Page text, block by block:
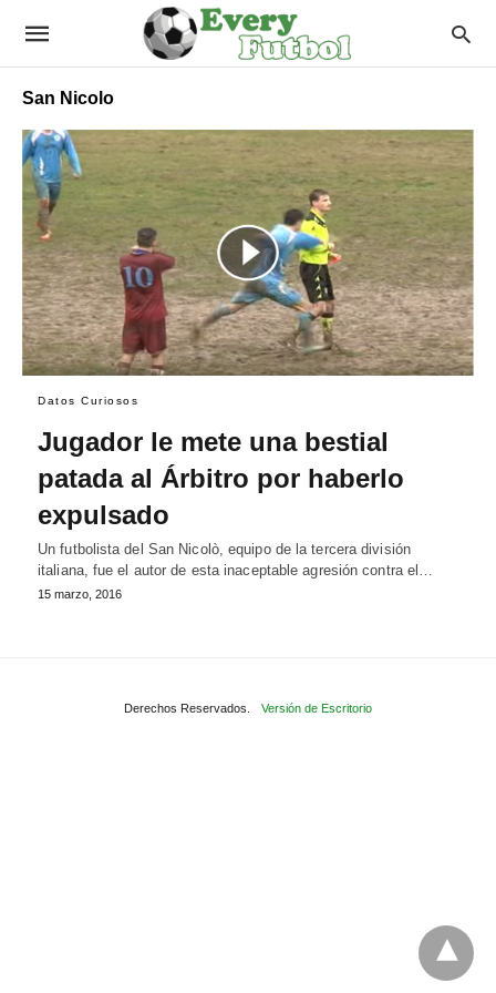
San Nicolo
Datos Curiosos
Jugador le mete una bestial
patada al Árbitro por haberlo
expulsado
Un futbolista del San Nicolò, equipo de la tercera división
italiana, fue el autor de esta inaceptable agresión contra el…
15 marzo, 2016
Derechos Reservados. Versión de Escritorio